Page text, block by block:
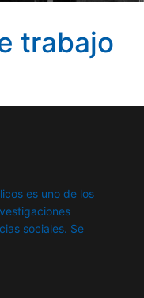
trabajo
es uno de los
sociales. Se